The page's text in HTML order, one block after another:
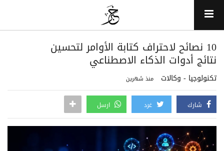
10 نصائح لاحتراف كتابة الأوامر لتحسين
نتائج أدوات الذكاء الاصطناعي
تكنولوجيا - وكالات منذ شهرين
شارك غرد ارسل